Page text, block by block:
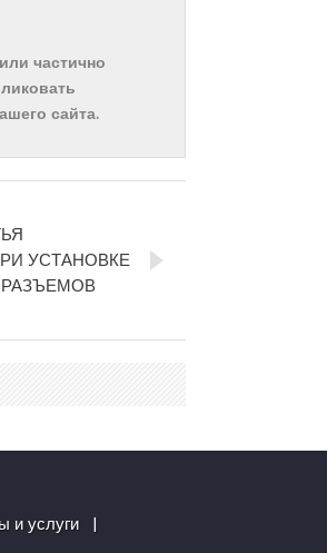
частично
сайта.
УСТАНОВКЕ
и услуги |